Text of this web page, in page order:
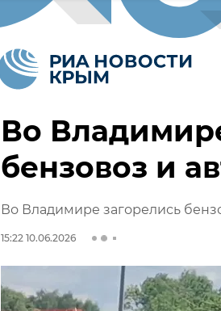
Во
бензовоз и
Во Владимире загорелись
15:22 10.06.2026